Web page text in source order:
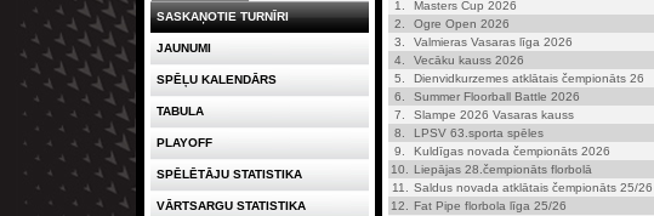
1.
Masters Cup 2026
2.
Ogre Open 2026
3.
Valmieras Vasaras līga 2026
4.
Vecāku kauss 2026
5.
Dienvidkurzemes atklātais čempionāts 26
6.
Summer Floorball Battle 2026
7.
Slampe 2026 Vasaras kauss
8.
LPSV 63.sporta spēles
9.
Kuldīgas novada čempionāts 2026
10.
Liepājas 28.čempionāts florbolā
11.
Saldus novada atklātais čempionāts 25/26
12.
Fat Pipe florbola līga 25/26
SASKAŅOTIE TURNĪRI
JAUNUMI
SPĒĻU KALENDĀRS
TABULA
PLAYOFF
SPĒLĒTĀJU STATISTIKA
VĀRTSARGU STATISTIKA